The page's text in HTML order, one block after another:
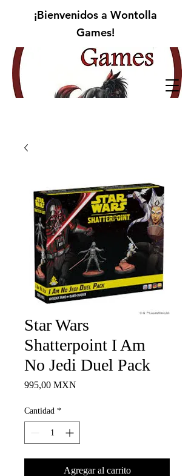
¡Bienvenidos a Wontolla
Games!
Star Wars
Shatterpoint I Am
No Jedi Duel Pack
995,00 MXN
Cantidad *
Agregar al carrito